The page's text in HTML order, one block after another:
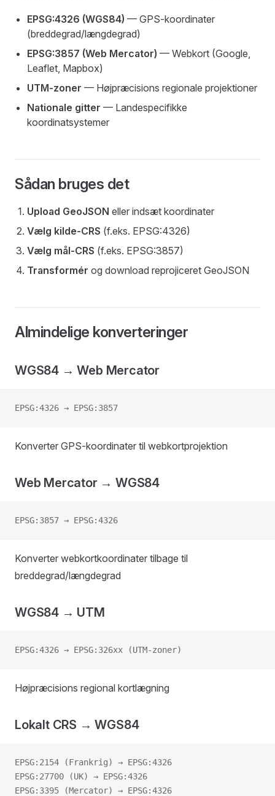
EPSG:4326 (WGS84) — GPS-koordinater
(breddegrad/længdegrad)
EPSG:3857 (Web Mercator) — Webkort (Google,
Leaflet, Mapbox)
UTM-zoner — Højpræcisions regionale projektioner
Nationale gitter — Landespecifikke
koordinatsystemer
Sådan bruges det
Upload GeoJSON eller indsæt koordinater
Vælg kilde-CRS (f.eks. EPSG:4326)
Vælg mål-CRS (f.eks. EPSG:3857)
Transformér og download reprojiceret GeoJSON
Almindelige konverteringer
WGS84 → Web Mercator
EPSG:4326 → EPSG:3857
Konverter GPS-koordinater til webkortprojektion
Web Mercator → WGS84
EPSG:3857 → EPSG:4326
Konverter webkortkoordinater tilbage til
breddegrad/længdegrad
WGS84 → UTM
EPSG:4326 → EPSG:326xx (UTM-zoner)
Højpræcisions regional kortlægning
Lokalt CRS → WGS84
EPSG:2154 (Frankrig) → EPSG:4326
EPSG:27700 (UK) → EPSG:4326
EPSG:3395 (Mercator) → EPSG:4326